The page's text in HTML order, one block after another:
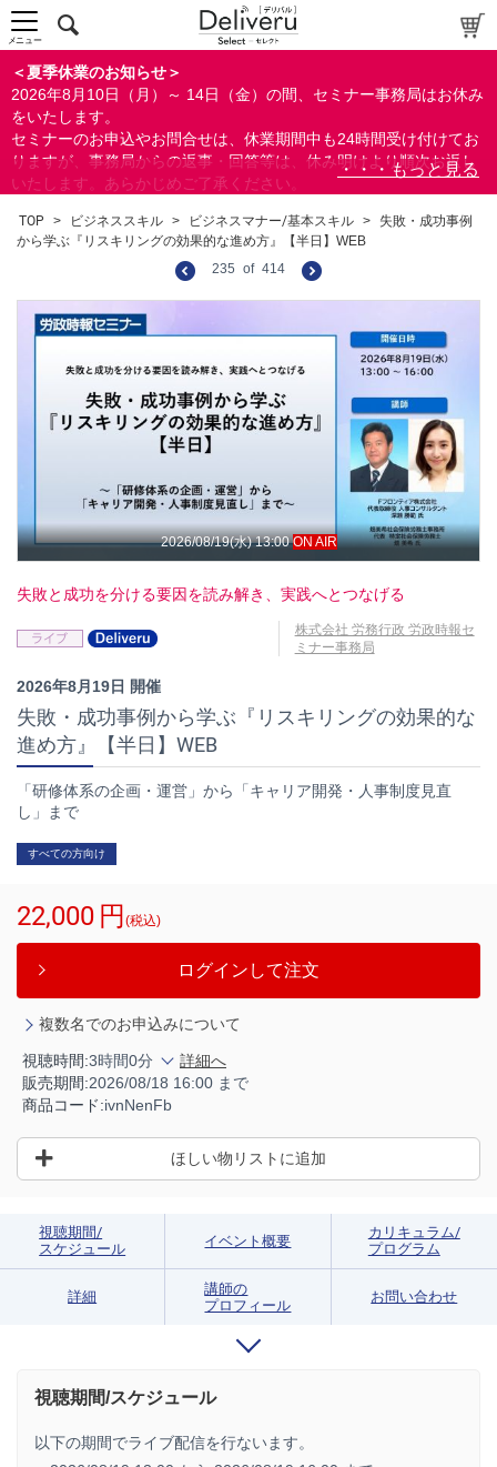
＜夏季休業のお知らせ＞
2026年8月10日（月）～ 14日（金）の間、セミナー事務局はお休み
をいたします。
セミナーのお申込やお問合せは、休業期間中も24時間受け付けてお
りますが、事務局からの返事・回答等は、休み明けより順次お返し
いたします。あらかじめご了承ください。
ができます。
メニュー
TOP > ビジネススキル > ビジネスマナー/基本スキル >
失敗・成功事例
から学ぶ『リスキリングの効果的な進め方』【半日】WEB
235 of 414
2026/08/19(水) 13:00ON AIR
失敗と成功を分ける要因を読み解き、実践へとつなげる
株式会社 労務行政 労政時報セ
ミナー事務局
2026年8月19日 開催
失敗・成功事例から学ぶ『リスキリングの効果的な
進め方』【半日】WEB
「研修体系の企画・運営」から「キャリア開発・人事制度見直
し」まで
すべての方向け
22,000 円 (税込)
ログインして注文
複数名でのお申込みについて
視聴時間:3時間0分
詳細へ
販売期間:2026/08/18 16:00 まで
商品コード:ivnNenFb
ほしい物リストに追加
視聴期間/
スケジュール
イベント概要
カリキュラム/
プログラム
詳細
講師の
プロフィール
お問い合わせ
視聴期間/スケジュール
以下の期間でライブ配信を行ないます。